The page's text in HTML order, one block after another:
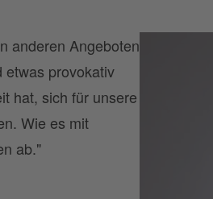
anderen Angeboten
etwas provokativ
hat, sich für unsere
Wie es mit
ab."